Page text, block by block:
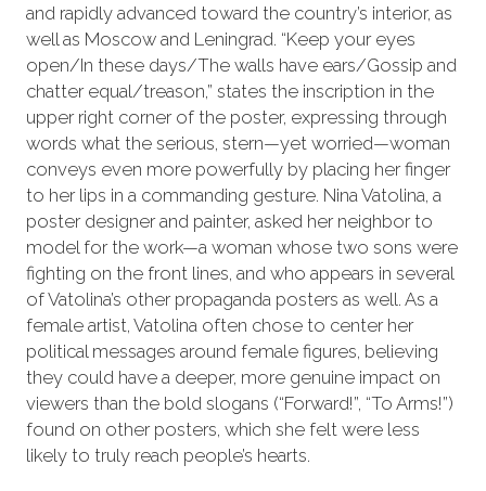
and rapidly advanced toward the country’s interior, as
well as Moscow and Leningrad. “Keep your eyes
open/In these days/The walls have ears/Gossip and
chatter equal/treason,” states the inscription in the
upper right corner of the poster, expressing through
words what the serious, stern—yet worried—woman
conveys even more powerfully by placing her finger
to her lips in a commanding gesture. Nina Vatolina, a
poster designer and painter, asked her neighbor to
model for the work—a woman whose two sons were
fighting on the front lines, and who appears in several
of Vatolina’s other propaganda posters as well. As a
female artist, Vatolina often chose to center her
political messages around female figures, believing
they could have a deeper, more genuine impact on
viewers than the bold slogans (“Forward!”, “To Arms!”)
found on other posters, which she felt were less
likely to truly reach people’s hearts.